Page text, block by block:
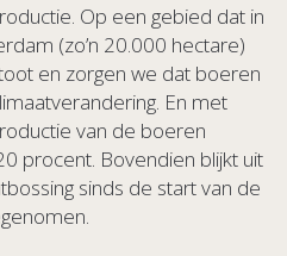
Op een gebied dat in
(zo’n 20.000 hectare)
en zorgen we dat boeren
En met
van de boeren
procent. Bovendien blijkt uit
sinds de start van de